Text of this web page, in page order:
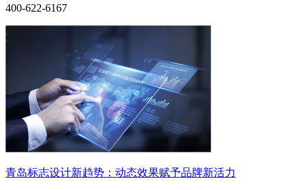
400-622-6167
青岛标志设计新趋势：动态效果赋予品牌新活力